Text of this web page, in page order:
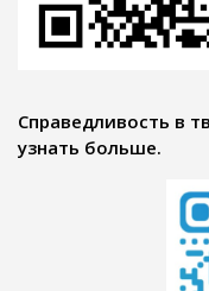
Справедливость в
узнать больше.